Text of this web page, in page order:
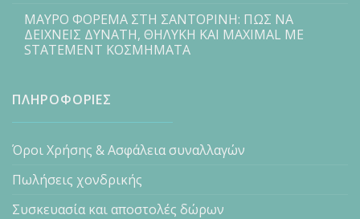
ΜΑΥΡΟ ΦΟΡΕΜΑ ΣΤΗ ΣΑΝΤΟΡΙΝΗ: ΠΩΣ ΝΑ
ΔΕΙΧΝΕΙΣ ΔΥΝΑΤΗ, ΘΗΛΥΚΗ ΚΑΙ MAXIMAL ΜΕ
STATEMENT ΚΟΣΜΗΜΑΤΑ
ΠΛΗΡΟΦΟΡΙΕΣ
Όροι Χρήσης & Ασφάλεια συναλλαγών
Πωλήσεις χονδρικής
Συσκευασία και αποστολές δώρων